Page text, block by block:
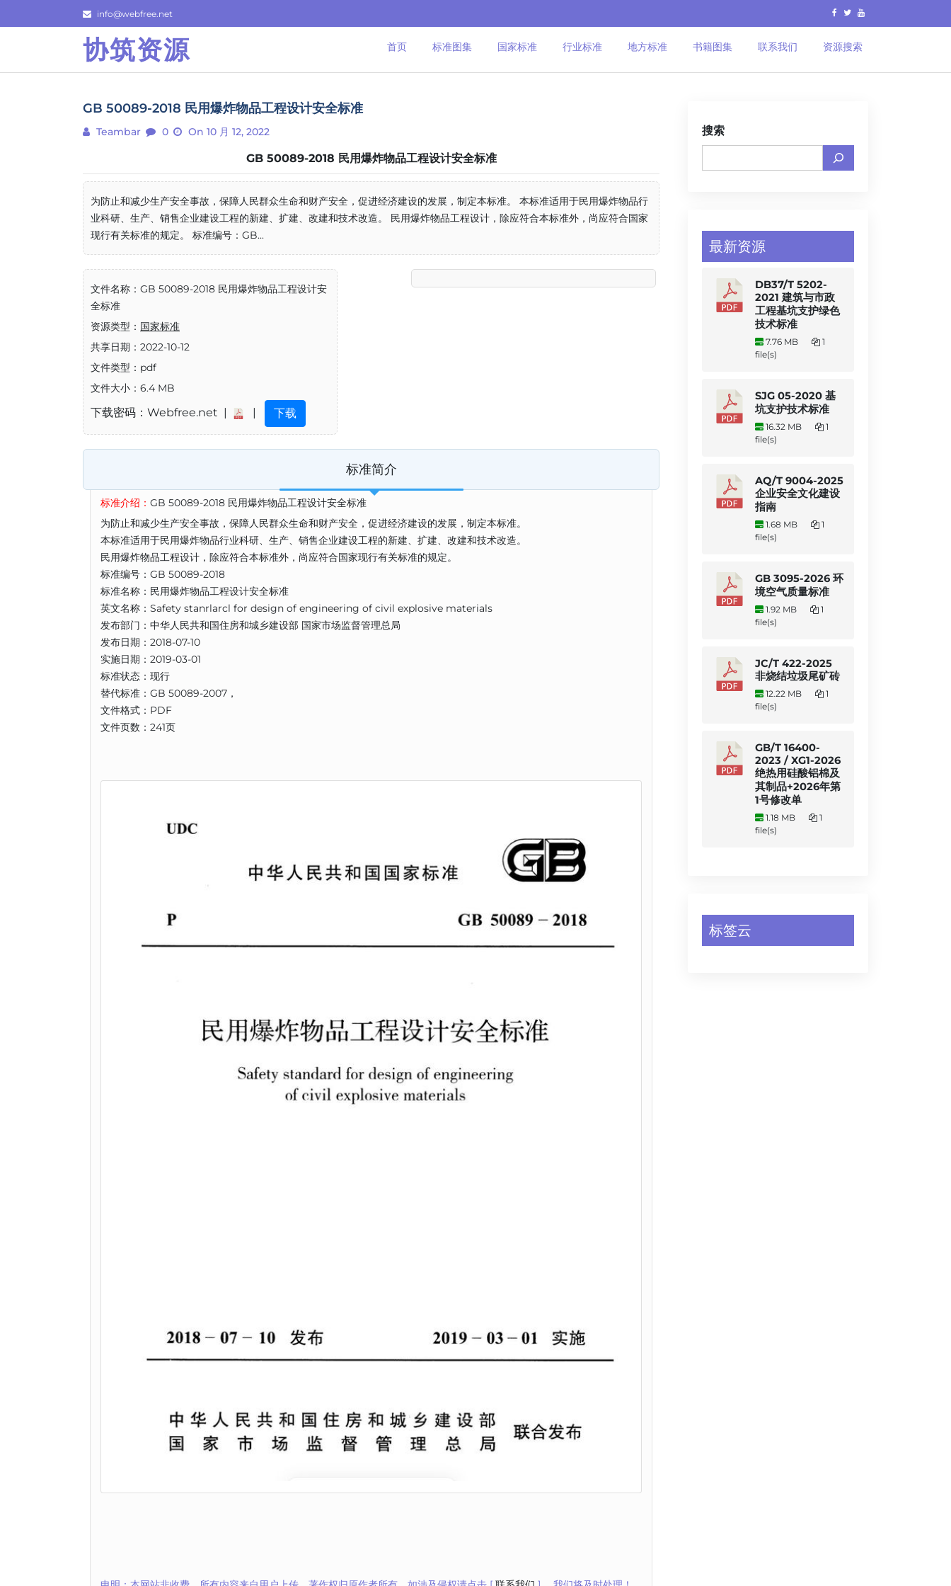
to
info@webfree.net
协筑资源 首页 标准图集 国家标准 行业标准 地方标准 书籍图集 联系我们 资源搜索
GB 50089-2018 民用爆炸物品工程设计安全标准
Teambar 0 On 10 月 12, 2022
GB 50089-2018 民用爆炸物品工程设计安全标准
为防止和减少生产安全事故，保障人民群众生命和财产安全，促进经济建设的发展，制定本标准。 本标准适用于民用爆炸物品行
业科研、生产、销售企业建设工程的新建、扩建、改建和技术改造。 民用爆炸物品工程设计，除应符合本标准外，尚应符合国家
现行有关标准的规定。 标准编号：GB...
文件名称：GB 50089-2018 民用爆炸物品工程设计安
全标准
资源类型： 国家标准
共享日期：2022-10-12
文件类型：pdf
文件大小：6.4 MB
下载密码：Webfree.net | | 下载
标准简介
标准介绍： GB 50089-2018 民用爆炸物品工程设计安全标准
为防止和减少生产安全事故，保障人民群众生命和财产安全，促进经济建设的发展，制定本标准。
本标准适用于民用爆炸物品行业科研、生产、销售企业建设工程的新建、扩建、改建和技术改造。
民用爆炸物品工程设计，除应符合本标准外，尚应符合国家现行有关标准的规定。
标准编号：GB 50089-2018
标准名称：民用爆炸物品工程设计安全标准
英文名称：Safety stanrlarcl for design of engineering of civil explosive materials
发布部门：中华人民共和国住房和城乡建设部 国家市场监督管理总局
发布日期：2018-07-10
实施日期：2019-03-01
标准状态：现行
替代标准：GB 50089-2007，
文件格式：PDF
文件页数：241页
搜索
最新资源
DB37/T 5202-
2021 建筑与市政
工程基坑支护绿色
技术标准
7.76 MB
1
file(s)
SJG 05-2020 基
坑支护技术标准
16.32 MB
1
file(s)
AQ/T 9004-2025
企业安全文化建设
指南
1.68 MB
1
file(s)
GB 3095-2026 环
境空气质量标准
1.92 MB
1
file(s)
JC/T 422-2025
非烧结垃圾尾矿砖
12.22 MB
1
file(s)
GB/T 16400-
2023 / XG1-2026
绝热用硅酸铝棉及
其制品+2026年第
1号修改单
1.18 MB
1
file(s)
标签云